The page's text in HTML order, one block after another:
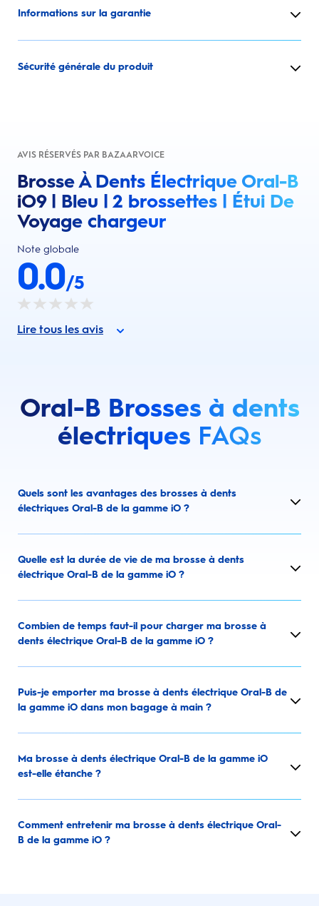
Informations sur la garantie
Sécurité générale du produit
AVIS RÉSERVÉS PAR BAZAARVOICE
Brosse À Dents Électrique Oral-B
iO9 | Bleu | 2 brossettes | Étui De
Voyage chargeur
Note globale
0.0/5
Lire tous les avis
Oral-B Brosses à dents
électriques FAQs
Quels sont les avantages des brosses à dents
électriques Oral-B de la gamme iO ?
Quelle est la durée de vie de ma brosse à dents
électrique Oral-B de la gamme iO ?
Combien de temps faut-il pour charger ma brosse à
dents électrique Oral-B de la gamme iO ?
Puis-je emporter ma brosse à dents électrique Oral-B de
la gamme iO dans mon bagage à main ?
Ma brosse à dents électrique Oral-B de la gamme iO
est-elle étanche ?
Comment entretenir ma brosse à dents électrique Oral-
B de la gamme iO ?